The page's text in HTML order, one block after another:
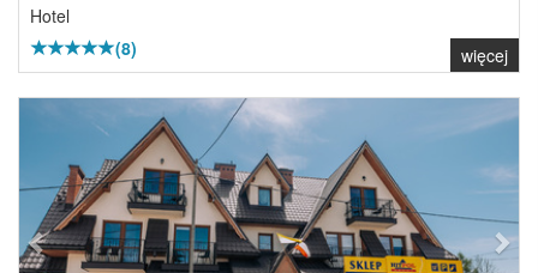
Hotel
(8)
więcej
Previous Next